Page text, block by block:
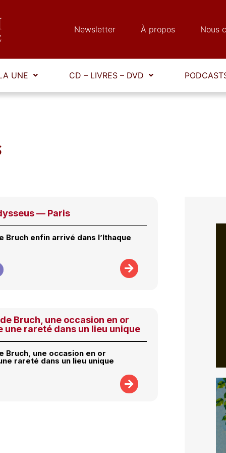
Newsletter À propos Nous
UNE CD – LIVRES – DVD
— Paris
Bruch enfin arrivé dans l’Ithaque
Bruch, une occasion en or
une rareté dans un lieu unique
Bruch, une occasion en or
rareté dans un lieu unique